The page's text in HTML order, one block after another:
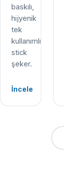
baskılı,
hijyenik
tek
kullanımlık
stick
şeker.
İncele